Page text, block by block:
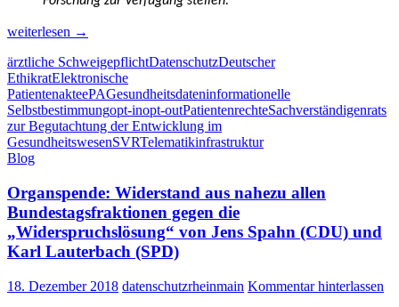
Offener
an
den
Sachverständigenrat
Gesundheit
(SVR):
Elektronische
Patientenakte
von
Geburt
an
–
das
das
weiterlesen →
ärztliche SchweigepflichtDatenschutzDeutscher
EthikratElektronische
PatientenakteePAGesundheitsdateninformationelle
Selbstbestimmungopt-inopt-outPatientenrechteSachverständigenrats
zur Begutachtung der Entwicklung im
GesundheitswesenSVRTelematikinfrastruktur
Blog
Organspende: Widerstand aus nahezu allen
Bundestagsfraktionen gegen die
„Widerspruchslösung“ von Jens Spahn (CDU) und
Karl Lauterbach (SPD)
18. Dezember 2018 datenschutzrheinmain Kommentar hinterlassen